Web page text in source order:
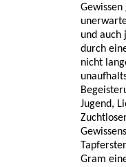
und auch
durch
nicht
Jugend,
Gram